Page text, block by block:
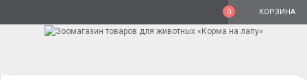
КОРЗИНА
0